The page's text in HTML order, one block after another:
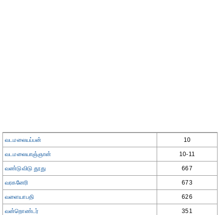
வடமலையப்பன் 10
வடமலையாஞ்ஞான் 10-11
வண்டுவிடு தூது 667
வரகனேரி 673
வளையாபதி 626
வன்றொண்டர் 351